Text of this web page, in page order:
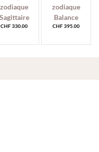
CHF330.00 CHF395.00